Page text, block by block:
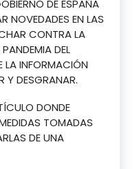
DE ESPAÑA
NOVEDADES EN LAS
CONTRA LA
DEL
INFORMACIÓN
Y DESGRANAR.
DONDE
TOMADAS
DE UNA